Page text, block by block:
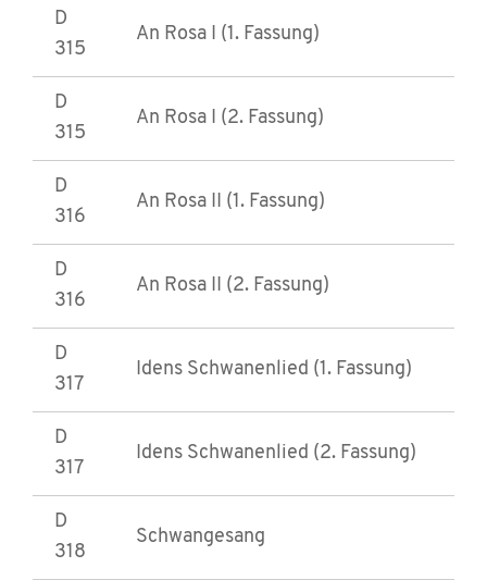
D
315
An Rosa I (1. Fassung)
D
315
An Rosa I (2. Fassung)
D
316
An Rosa II (1. Fassung)
D
316
An Rosa II (2. Fassung)
D
317
Idens Schwanenlied (1. Fassung)
D
317
Idens Schwanenlied (2. Fassung)
D
318
Schwangesang